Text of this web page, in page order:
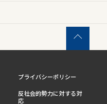
プライバシーポリシー
反社会的勢力に対する対
応